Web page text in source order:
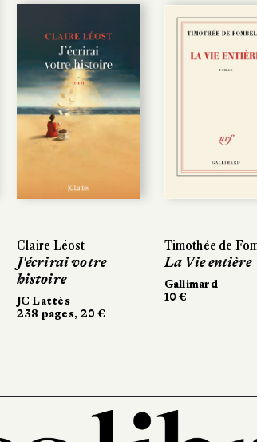
Claire Léost
J'écrirai votre
histoire
JC Lattès
238 pages, 20 €
Timothée de
La Vie entière
Gallimard
10 €